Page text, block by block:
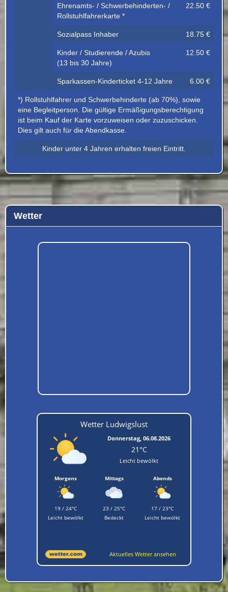
Ehrenamts- / Schwerbehinderten- /
Rollstuhlfahrerkarte *
22.50 €
Sozialpass Inhaber 18.75 €
Kinder / Studierende / Azubis
(13 bis 30 Jahre)
12.50 €
Sparkassen-Kinderticket 4-12 Jahre 6.00 €
*) Rollstuhlfahrer und Schwerbehinderte (ab 70%), sowie
eine Begleitperson. Die gültige Ermäßigungsberechtigung
ist beim Kauf der Karte vorzuweisen oder zuzuschicken.
Dies gilt auch für die Abendkasse.
Kinder unter 4 Jahren erhalten freien Eintritt.
Wetter
Wetter Ludwigslust
Donnerstag, 06.08.2026
21°C
Leicht bewölkt
Morgens
19 / 24°C
Leicht bewölkt
Mittags
23 / 25°C
Bedeckt
Abends
17 / 23°C
Leicht bewölkt
Aktuelles Wetter ansehen